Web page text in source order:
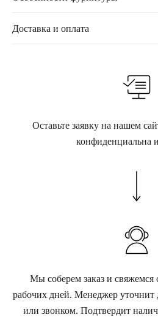
Доставка и оплата
Оставьте заявку на нашем
конфиденциальна
Мы соберем заказ и свяжемся
рабочих дней. Менеджер уточнит
или звонком. Подтвердит